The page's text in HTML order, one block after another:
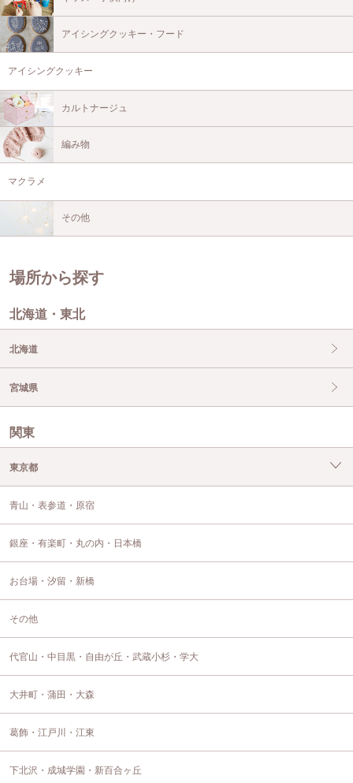
アイシングクッキー・フード
アイシングクッキー
カルトナージュ
編み物
マクラメ
その他
場所から探す
北海道・東北
北海道
宮城県
関東
東京都
青山・表参道・原宿
銀座・有楽町・丸の内・日本橋
お台場・汐留・新橋
その他
代官山・中目黒・自由が丘・武蔵小杉・学大
大井町・蒲田・大森
葛飾・江戸川・江東
下北沢・成城学園・新百合ヶ丘